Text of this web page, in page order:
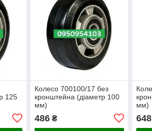
125
Колесо 700100/17 без
кронштейна (діаметр 100
мм)
486₴
мм)
648